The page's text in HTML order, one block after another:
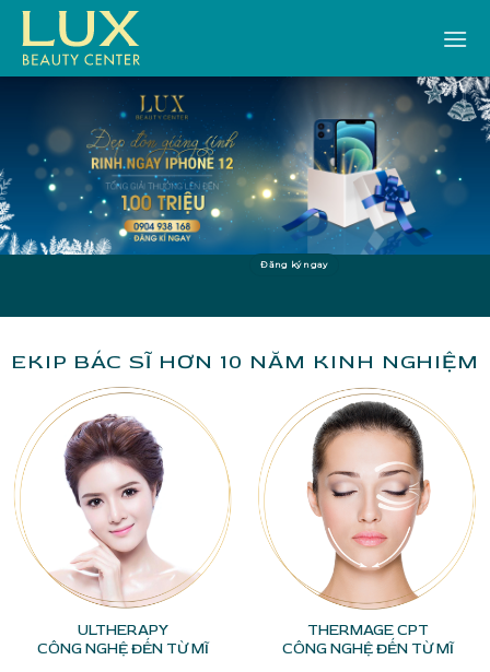
Bỏ
qua
nội
Đăng ký ngay
EKIP BÁC SĨ HƠN 10 NĂM KINH NGHIỆM
ULTHERAPY
CÔNG NGHỆ ĐẾN TỪ MĨ
THERMAGE CPT
CÔNG NGHỆ ĐẾN TỪ MĨ